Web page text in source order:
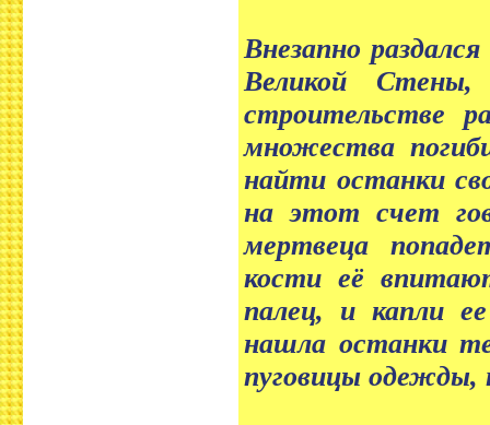
Внезапно
Великой
строительстве
множества
найти останки
на этот счет
мертвеца
кости её
палец, и капли
нашла останки
пуговицы одежды,